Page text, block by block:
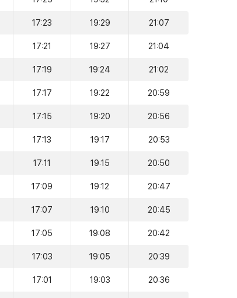
17:23 19:29 21:07
17:21 19:27 21:04
17:19 19:24 21:02
17:17 19:22 20:59
17:15 19:20 20:56
17:13 19:17 20:53
17:11 19:15 20:50
17:09 19:12 20:47
17:07 19:10 20:45
17:05 19:08 20:42
17:03 19:05 20:39
17:01 19:03 20:36